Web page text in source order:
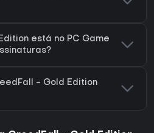
está no PC Game
- Gold Edition